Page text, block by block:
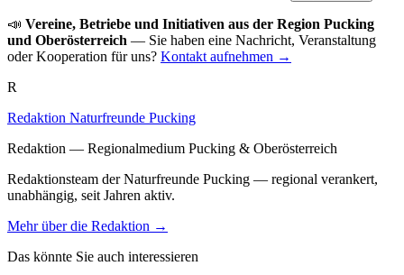
📣 Vereine, Betriebe und Initiativen aus der Region Pucking
und Oberösterreich — Sie haben eine Nachricht, Veranstaltung
oder Kooperation für uns? Kontakt aufnehmen →
R
Redaktion Naturfreunde Pucking
Redaktion — Regionalmedium Pucking & Oberösterreich
Redaktionsteam der Naturfreunde Pucking — regional verankert,
unabhängig, seit Jahren aktiv.
Mehr über die Redaktion →
Das könnte Sie auch interessieren